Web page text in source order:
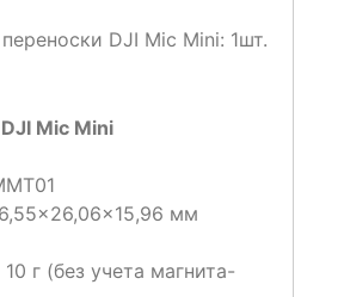
DJI Mic Mini: 1шт.
Mic Mini
мм
г (без учета магнита-